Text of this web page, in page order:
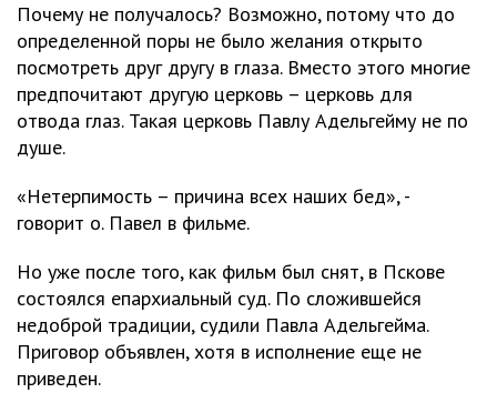
Почему не получалось? Возможно, потому что до
определенной поры не было желания открыто
посмотреть друг другу в глаза. Вместо этого многие
предпочитают другую церковь – церковь для
отвода глаз. Такая церковь Павлу Адельгейму не по
душе.
«Нетерпимость – причина всех наших бед», -
говорит о. Павел в фильме.
Но уже после того, как фильм был снят, в Пскове
состоялся епархиальный суд. По сложившейся
недоброй традиции, судили Павла Адельгейма.
Приговор объявлен, хотя в исполнение еще не
приведен.